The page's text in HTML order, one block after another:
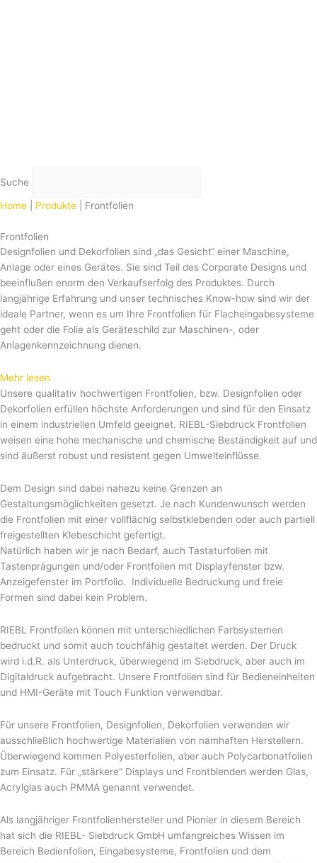
Dem Design sind dabei nahezu keine Grenzen an
Gestaltungsmöglichkeiten gesetzt. Je nach Kundenwunsch werden
freigestellten Klebeschicht gefertigt.
Natürlich haben wir je nach Bedarf, auch Tastaturfolien mit
Tastenprägungen und/oder Frontfolien mit Displayfenster bzw.
Anzeigefenster im Portfolio. Individuelle Bedruckung und freie
Formen sind dabei kein Problem.
RIEBL Frontfolien können mit unterschiedlichen Farbsystemen
bedruckt und somit auch touchfähig gestaltet werden. Der Druck
Digitaldruck aufgebracht. Unsere Frontfolien sind für Bedieneinheiten
und HMI-Geräte mit Touch Funktion verwendbar.
Für unsere Frontfolien, Designfolien, Dekorfolien verwenden wir
ausschließlich hochwertige Materialien von namhaften Herstellern.
Überwiegend kommen Polyesterfolien, aber auch Polycarbonatfolien
Acrylglas auch PMMA genannt verwendet.
Als langjähriger Frontfolienhersteller und Pionier in diesem Bereich
hat sich die RIEBL- Siebdruck GmbH umfangreiches Wissen im
Bereich Bedienfolien, Eingabesysteme, Frontfolien und dem
Siebdruck erarbeitet. Deshalb finden RIEBL-Siebdruck-Frontfolien,
Bedienfolien und Anzeigefenster weltweit branchenübergreifenden
Einsatz.
Frontfolien-Technologie
RIEBL-Color-Relief
RIEBL-Color-Struc
Folie auf Trägerplatte
Designfolien mit Spezialeffekten
Klebetechnologie
Verstärkte Anzeigefenster
Antimikrobielle Oberflächen
Weiterverarbeitung
Natürlich bieten wir auch die komplette Weiterverarbeiung an. Mit
Form. Wir übernehmen die Montage von Baugruppen und bieten
Komplettlösungen.
Vom Entwurf bis hin zum fertigen Produkt, sind Sie bei Riebl-